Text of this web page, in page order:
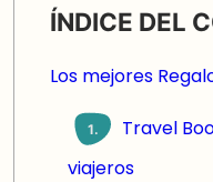
ÍNDICE DEL
Los mejores
1.
Travel
viajeros